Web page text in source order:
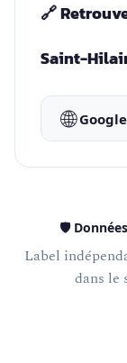
🔗
Saint-
🌐 Google
🛡️
Label
dans le